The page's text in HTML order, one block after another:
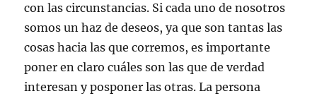
con las circunstancias. Si cada uno de nosotros
somos un haz de deseos, ya que son tantas las
cosas hacia las que corremos, es importante
poner en claro cuáles son las que de verdad
interesan y posponer las otras. La persona